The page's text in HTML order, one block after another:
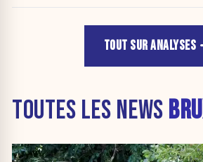
TOUT SUR ANALYSES
TOUTES LES NEWS